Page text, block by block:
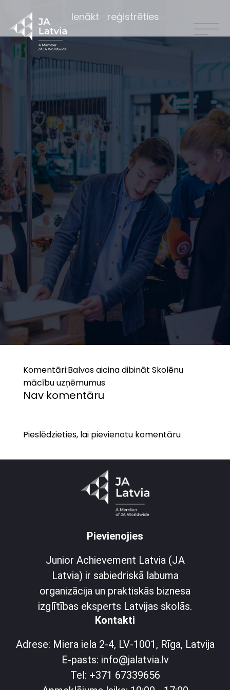
Ienākt reģistrēties
Komentāri:Balvos aicina dibināt Skolēnu
mācību uzņēmumus
Nav komentāru
Pieslēdzieties, lai pievienotu komentāru
Pievienojies
Junior Achievement Latvia (JA
Latvia) ir sabiedriskā labuma
organizācija un praktiskās biznesa
izglītības eksperts Latvijas skolās.
Kontakti
Adrese: Miera iela 2-4, LV-1001, Rīga, Latvija
E-pasts: info@jalatvia.lv
Tel: +371 67339656